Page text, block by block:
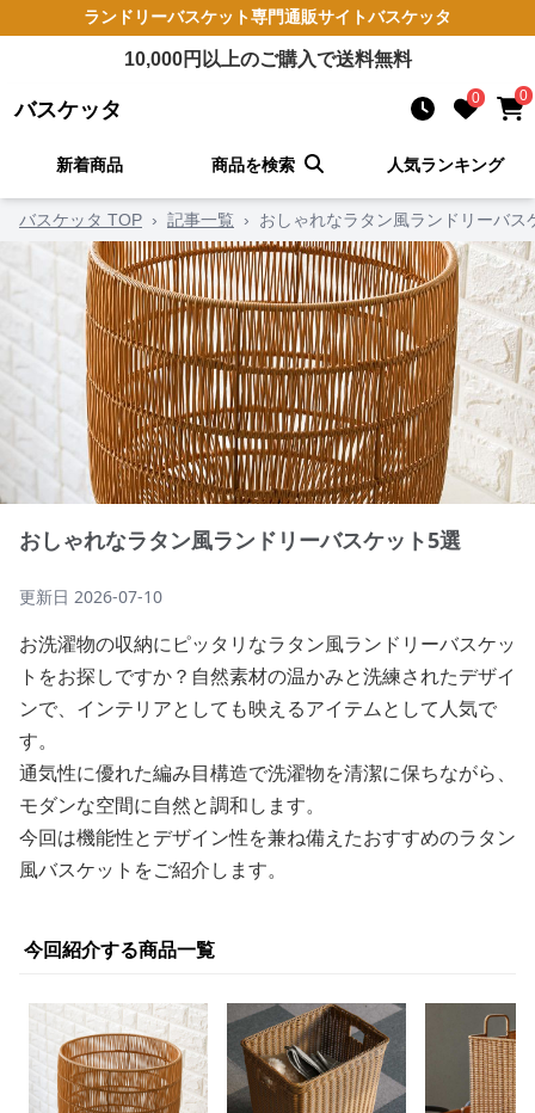
ランドリーバスケット専門通販サイトバスケッタ
10,000円以上のご購入で送料無料
バスケッタ 0 0
新着商品 商品を検索 人気ランキング
バスケッタ TOP › 記事一覧 › おしゃれなラタン風ランドリーバス
おしゃれなラタン風ランドリーバスケット5選
更新日 2026-07-10
お洗濯物の収納にピッタリなラタン風ランドリーバスケッ
トをお探しですか？自然素材の温かみと洗練されたデザイ
ンで、インテリアとしても映えるアイテムとして人気で
す。
通気性に優れた編み目構造で洗濯物を清潔に保ちながら、
モダンな空間に自然と調和します。
今回は機能性とデザイン性を兼ね備えたおすすめのラタン
風バスケットをご紹介します。
今回紹介する商品一覧